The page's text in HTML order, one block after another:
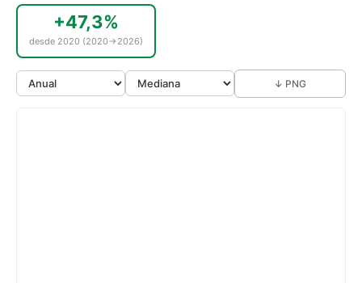
+47,3%
desde 2020 (2020→2026)
↓ PNG